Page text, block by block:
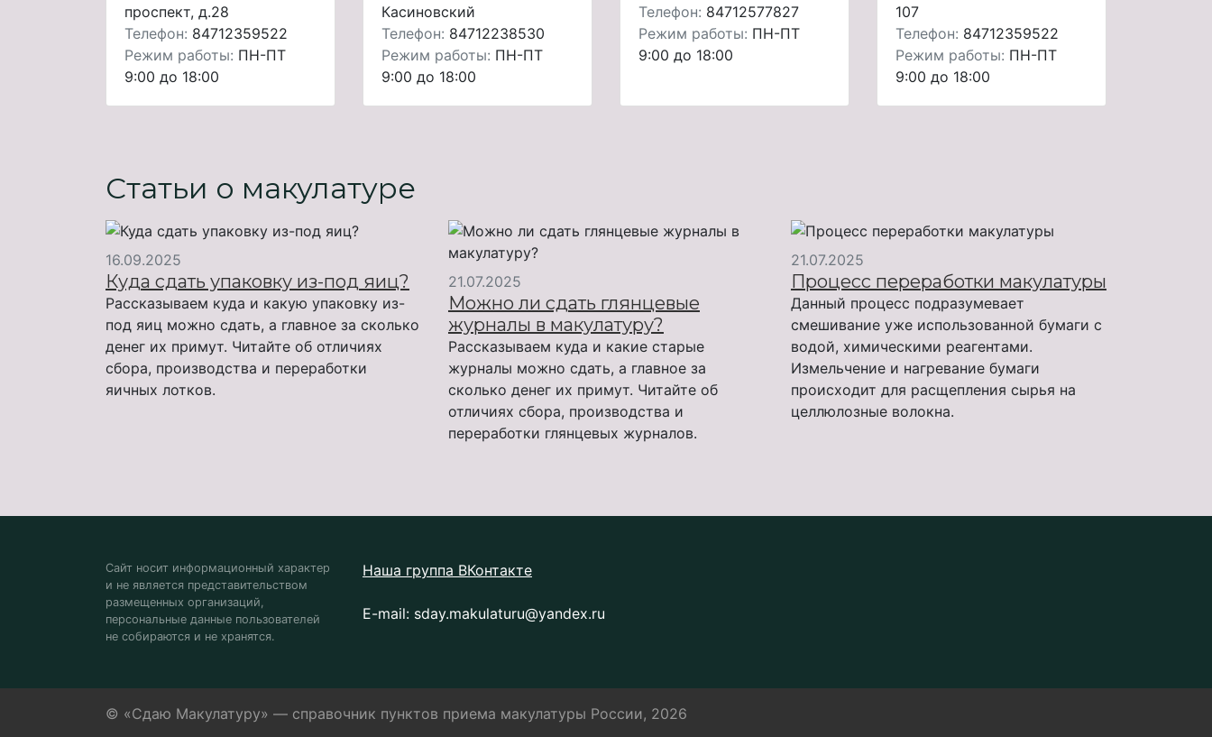
проспект, д.28
Телефон: 84712359522
Режим работы: ПН-ПТ
9:00 до 18:00
Касиновский
Телефон: 84712238530
Режим работы: ПН-ПТ
9:00 до 18:00
Телефон: 84712577827
Режим работы: ПН-ПТ
9:00 до 18:00
107
Телефон: 84712359522
Режим работы: ПН-ПТ
9:00 до 18:00
Статьи о макулатуре
16.09.2025
Куда сдать упаковку из-под яиц?
Рассказываем куда и какую упаковку из-
под яиц можно сдать, а главное за сколько
денег их примут. Читайте об отличиях
сбора, производства и переработки
яичных лотков.
21.07.2025
Можно ли сдать глянцевые
журналы в макулатуру?
Рассказываем куда и какие старые
журналы можно сдать, а главное за
сколько денег их примут. Читайте об
отличиях сбора, производства и
переработки глянцевых журналов.
21.07.2025
Процесс переработки макулатуры
Данный процесс подразумевает
смешивание уже использованной бумаги с
водой, химическими реагентами.
Измельчение и нагревание бумаги
происходит для расщепления сырья на
целлюлозные волокна.
Сайт носит информационный характер
и не является представительством
размещенных организаций,
персональные данные пользователей
не собираются и не хранятся.
Наша группа ВКонтакте
E-mail: sday.makulaturu@yandex.ru
© «Сдаю Макулатуру» — справочник пунктов приема макулатуры России, 2026